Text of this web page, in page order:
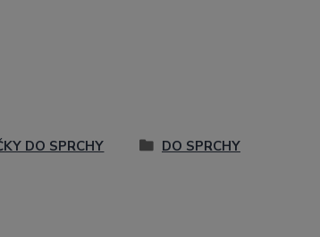
DO SPRCHY DO SPRCHY